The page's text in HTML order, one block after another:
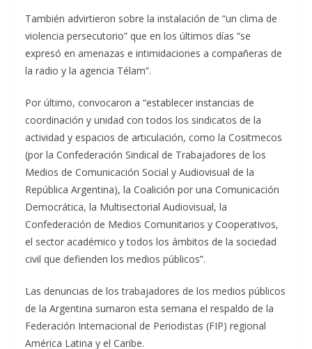
También advirtieron sobre la instalación de “un clima de
violencia persecutorio” que en los últimos días “se
expresó en amenazas e intimidaciones a compañeras de
la radio y la agencia Télam”.
Por último, convocaron a “establecer instancias de
coordinación y unidad con todos los sindicatos de la
actividad y espacios de articulación, como la Cositmecos
(por la Confederación Sindical de Trabajadores de los
Medios de Comunicación Social y Audiovisual de la
República Argentina), la Coalición por una Comunicación
Democrática, la Multisectorial Audiovisual, la
Confederación de Medios Comunitarios y Cooperativos,
el sector académico y todos los ámbitos de la sociedad
civil que defienden los medios públicos”.
Las denuncias de los trabajadores de los medios públicos
de la Argentina sumaron esta semana el respaldo de la
Federación Internacional de Periodistas (FIP) regional
América Latina y el Caribe.